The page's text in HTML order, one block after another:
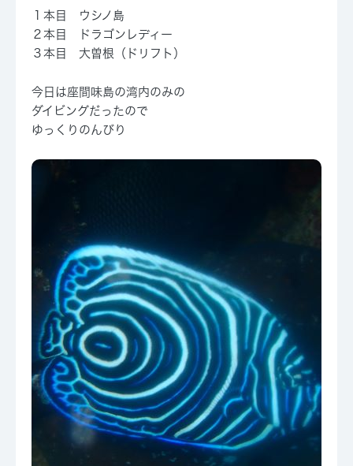
１本目 ウシノ島
２本目 ドラゴンレディー
３本目 大曽根（ドリフト）
今日は座間味島の湾内のみの
ダイビングだったので
ゆっくりのんびり